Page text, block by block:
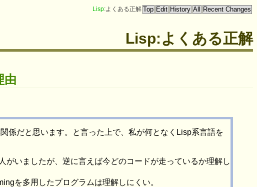
Lisp:よくある正解
Lisp:よくある正解
由
係だと思います。と言った上で、私が何となくLisp系言語を
いましたが、逆に言えば今どのコードが走っているか理解し
を多用したプログラムは理解しにくい。